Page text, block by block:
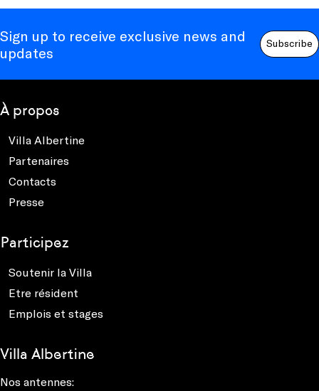
Sign up to receive exclusive news and
updates
Subscribe
À propos
Villa Albertine
Partenaires
Contacts
Presse
Participez
Soutenir la Villa
Etre résident
Emplois et stages
Villa Albertine
Nos antennes: